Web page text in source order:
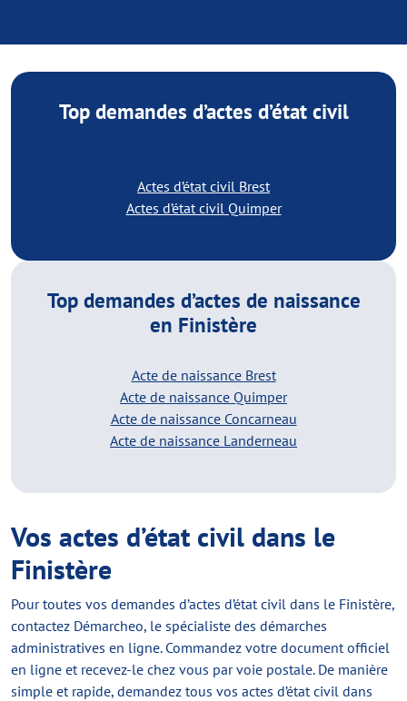
Top demandes d’actes d’état civil
Actes d’état civil Brest
Actes d’état civil Quimper
Top demandes d’actes de naissance
en Finistère
Acte de naissance Brest
Acte de naissance Quimper
Acte de naissance Concarneau
Acte de naissance Landerneau
Vos actes d’état civil dans le
Finistère
Pour toutes vos demandes d’actes d’état civil dans le Finistère,
contactez Démarcheo, le spécialiste des démarches
administratives en ligne. Commandez votre document officiel
en ligne et recevez-le chez vous par voie postale. De manière
simple et rapide, demandez tous vos actes d’état civil dans